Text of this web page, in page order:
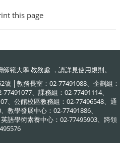
this page
範大學 教務處 ，請詳見使用規則。
號 │教務長室：02-77491088、企劃組：
、課務組：02-77491114、
、公館校區教務組：02-77496548、通
教學發展中心：02-77491886、
語學術素養中心：02-77495903、跨領